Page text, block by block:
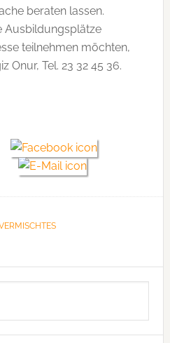
beraten lassen.
Ausbildungsplätze
teilnehmen möchten,
Onur, Tel. 23 32 45 36.